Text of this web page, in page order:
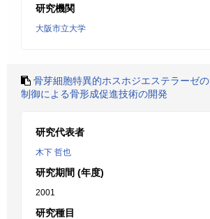
研究機関
大阪市立大学
骨芽細胞特異的ホスホジエステラーゼ
制御による骨形成促進技術の開発
研究代表者
木下 哲也
研究期間 (年度)
2001
研究種目